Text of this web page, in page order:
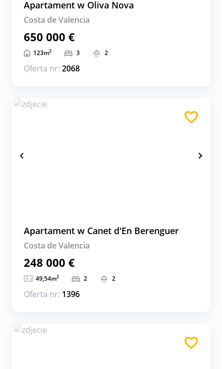
Apartament w Oliva Nova
Costa de Valencia
650 000 €
123m2 3 2
Oferta nr: 2068
Apartament w Canet d'En Berenguer
Costa de Valencia
248 000 €
49,54m2 2 2
Oferta nr: 1396